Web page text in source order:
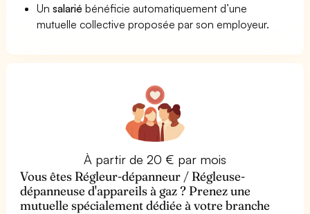
Unsalarié bénéficie automatiquement d’une
mutuelle collective proposée par son employeur.
À partir de 20 € par mois
Vous êtes Régleur-dépanneur / Régleuse-
dépanneuse d'appareils à gaz ? Prenez une
mutuelle spécialement dédiée à votre branche